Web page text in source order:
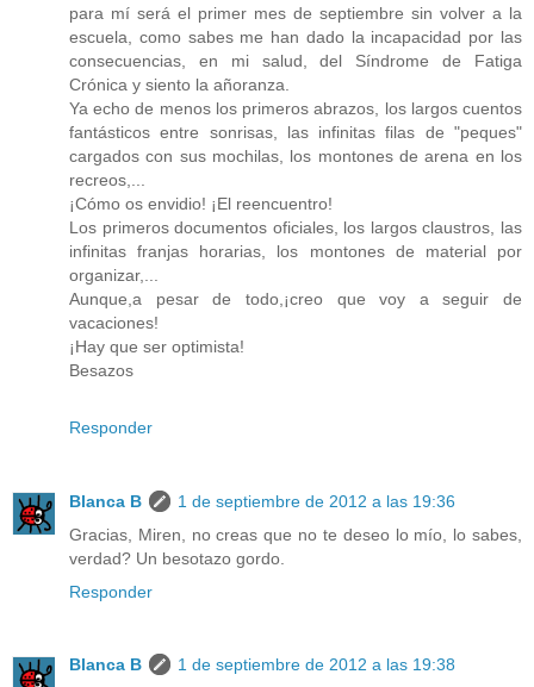
para mí será el primer mes de septiembre sin volver a la
escuela, como sabes me han dado la incapacidad por las
consecuencias, en mi salud, del Síndrome de Fatiga
Crónica y siento la añoranza.
Ya echo de menos los primeros abrazos, los largos cuentos
fantásticos entre sonrisas, las infinitas filas de "peques"
cargados con sus mochilas, los montones de arena en los
recreos,...
¡Cómo os envidio! ¡El reencuentro!
Los primeros documentos oficiales, los largos claustros, las
infinitas franjas horarias, los montones de material por
organizar,...
Aunque,a pesar de todo,¡creo que voy a seguir de
vacaciones!
¡Hay que ser optimista!
Besazos
Responder
Blanca B
1 de septiembre de 2012 a las 19:36
Gracias, Miren, no creas que no te deseo lo mío, lo sabes,
verdad? Un besotazo gordo.
Responder
Blanca B
1 de septiembre de 2012 a las 19:38